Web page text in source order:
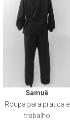
Samuê
Roupa para prática e
trabalho